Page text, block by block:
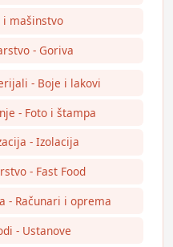
i mašinstvo
- Goriva
- Boje i lakovi
- Foto i štampa
- Izolacija
- Fast Food
- Računari i oprema
- Ustanove